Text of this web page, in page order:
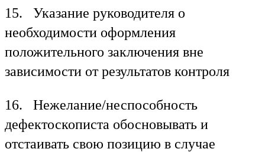
15. Указание руководителя о
необходимости оформления
положительного заключения вне
зависимости от результатов контроля
16. Нежелание/неспособность
дефектоскописта обосновывать и
отстаивать свою позицию в случае